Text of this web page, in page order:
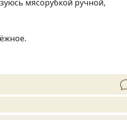
мясорубкой ручной,